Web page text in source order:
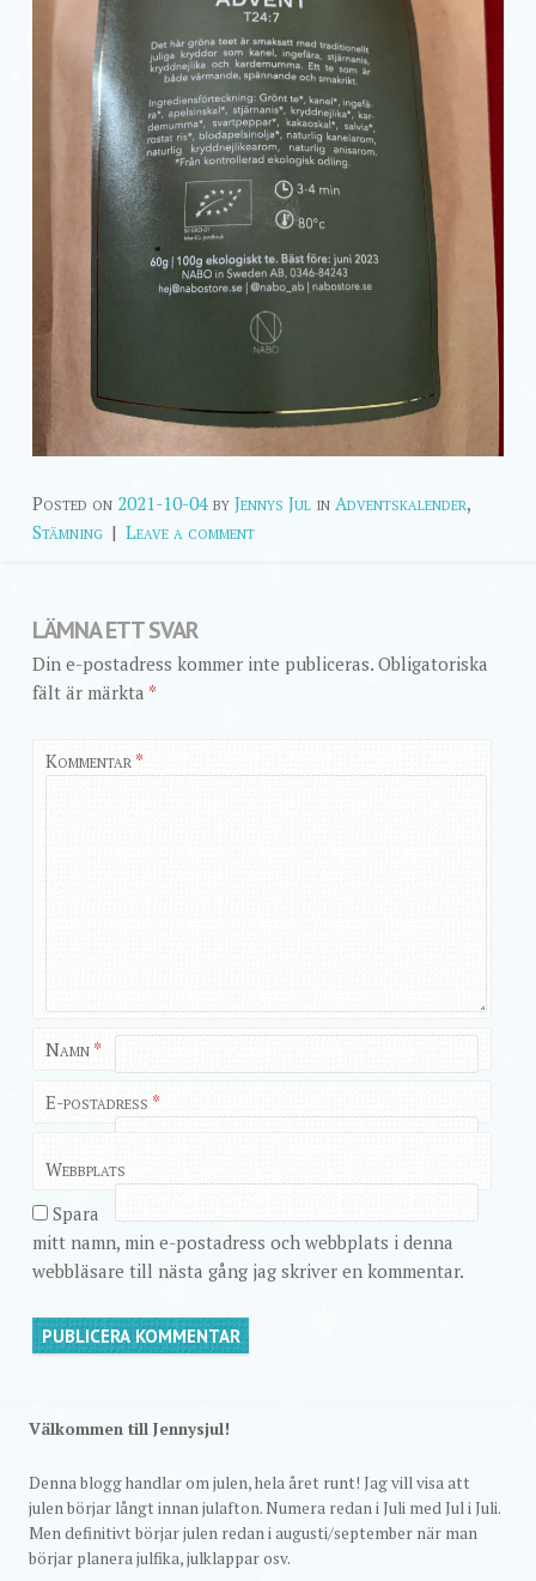
Posted on 2021-10-04 by Jennys Jul in Adventskalender,
Stämning | Leave a comment
LÄMNA ETT SVAR
Din e-postadress kommer inte publiceras. Obligatoriska
fält är märkta *
Kommentar *
Namn *
E-postadress *
Webbplats
Spara
mitt namn, min e-postadress och webbplats i denna
webbläsare till nästa gång jag skriver en kommentar.
Välkommen till Jennysjul!
Denna blogg handlar om julen, hela året runt! Jag vill visa att
julen börjar långt innan julafton. Numera redan i Juli med Jul i Juli.
Men definitivt börjar julen redan i augusti/september när man
börjar planera julfika, julklappar osv.